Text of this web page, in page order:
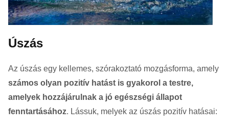
Úszás
Az úszás egy kellemes, szórakoztató mozgásforma, amely
számos olyan pozitív hatást is gyakorol a testre,
amelyek hozzájárulnak a jó egészségi állapot
fenntartásához. Lássuk, melyek az úszás pozitív hatásai: